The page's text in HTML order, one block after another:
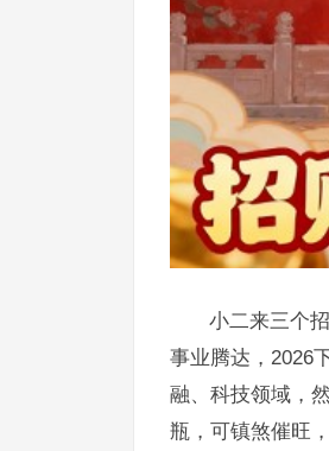
小二来三个
事业腾达，2026
融、科技领域，
瓶，可镇煞催旺